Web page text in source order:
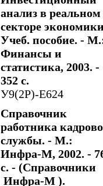
анализ в реальном
секторе
Учеб. пособие. -
Финансы и
статистика, 2003. -
352 с.
У9(2Р)-Е624
Справочник
работника
службы. - М.:
Инфра-М, 2002. -
с. - (Справочники
Инфра-М ).